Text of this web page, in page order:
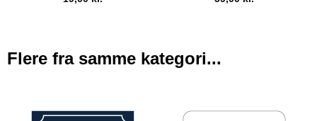
Flere fra samme kategori...